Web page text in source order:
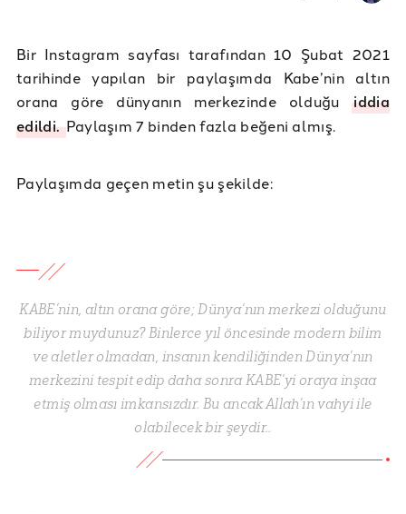
Bir Instagram sayfası tarafından 10 Şubat 2021
tarihinde yapılan bir paylaşımda Kabe’nin altın
orana göre dünyanın merkezinde olduğuiddia
edildi.Paylaşım 7 binden fazla beğeni almış.
Paylaşımda geçen metin şu şekilde:
KABE’nin, altın orana göre; Dünya’nın merkezi olduğunu
biliyor muydunuz? Binlerce yıl öncesinde modern bilim
ve aletler olmadan, insanın kendiliğinden Dünya’nın
merkezini tespit edip daha sonra KABE’yi oraya inşaa
etmiş olması imkansızdır. Bu ancak Allah’ın vahyi ile
olabilecek bir şeydir..